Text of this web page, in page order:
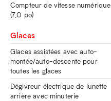
Compteur de vitesse numérique
(7,0 po)
Glaces
Glaces assistées avec auto-
montée/auto-descente pour
toutes les glaces
Dégivreur électrique de lunette
arrière avec minuterie